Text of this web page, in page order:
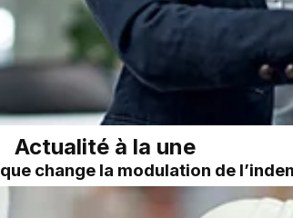
Actualité à la une
change la modulation de